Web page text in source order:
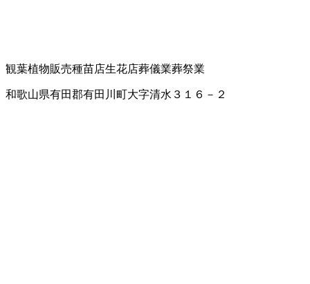
観葉植物販売種苗店生花店葬儀業葬祭業
和歌山県有田郡有田川町大字清水３１６－２